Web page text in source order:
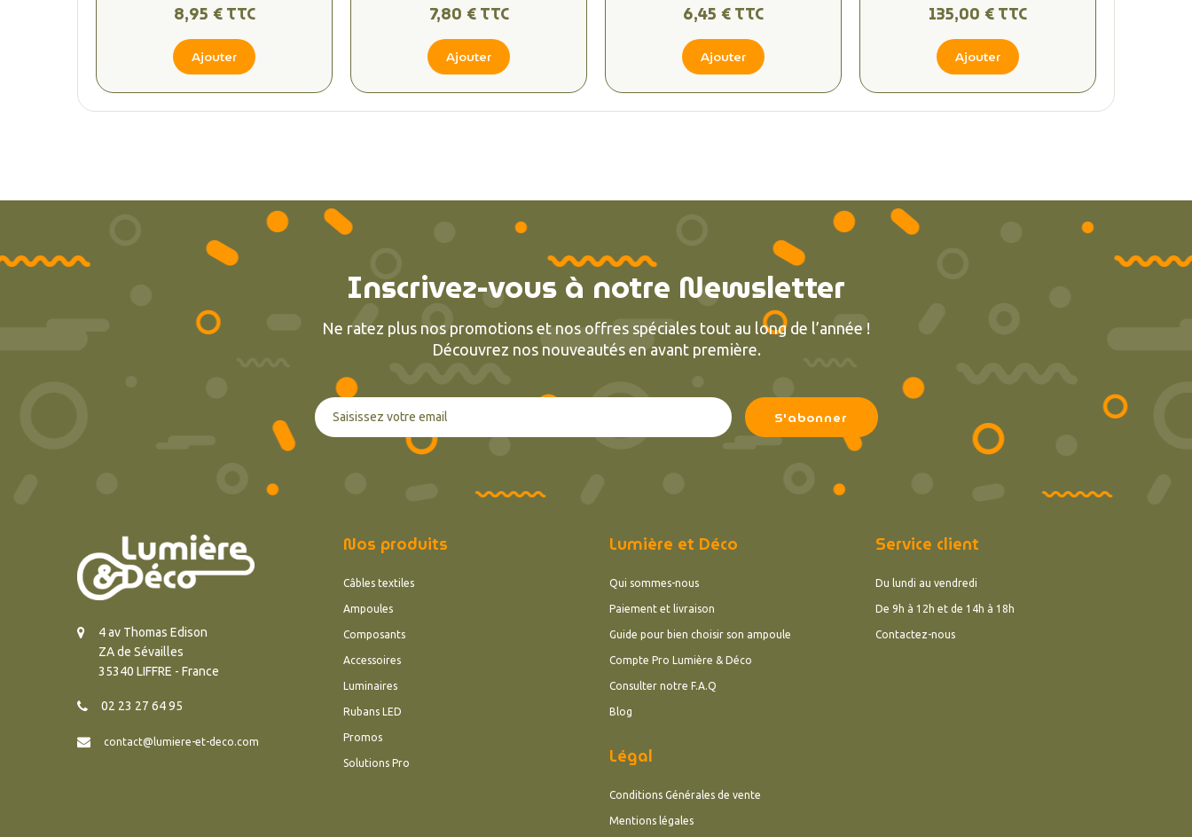
8,95 € TTC
Ajouter
7,80 € TTC
Ajouter
6,45 € TTC
Ajouter
135,00 € TTC
Ajouter
Inscrivez-vous à notre Newsletter
Ne ratez plus nos promotions et nos offres spéciales tout au long de l’année !
Découvrez nos nouveautés en avant première.
4 av Thomas Edison
ZA de Sévailles
35340 LIFFRE - France
02 23 27 64 95
contact@lumiere-et-deco.com
Nos produits
Câbles textiles
Ampoules
Composants
Accessoires
Luminaires
Rubans LED
Promos
Solutions Pro
Lumière et Déco
Qui sommes-nous
Paiement et livraison
Guide pour bien choisir son ampoule
Compte Pro Lumière & Déco
Consulter notre F.A.Q
Blog
Légal
Conditions Générales de vente
Mentions légales
Service client
Du lundi au vendredi
De 9h à 12h et de 14h à 18h
Contactez-nous